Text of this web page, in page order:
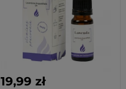
19,99 zł